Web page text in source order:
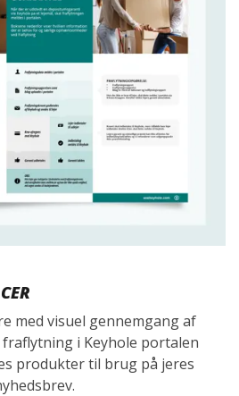
med visuel gennemgang af
i Keyhole portalen
produkter til brug på jeres